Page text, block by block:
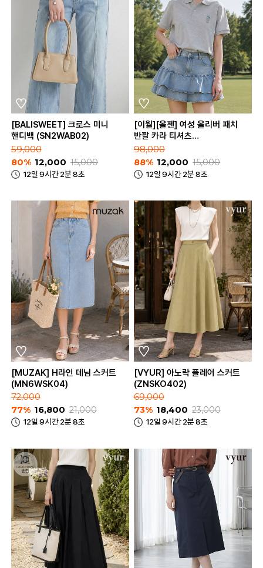
[BALISWEET] 크로스 미니
핸디백 (SN2WAB02)
59,000
80% 12,000 15,000
12일 9시간 2분 8초
[이월][올젠] 여성 올리버 패치
반팔 카라 티셔츠
(ZMD2TT1301_90)
98,000
88% 12,000 15,000
12일 9시간 2분 8초
[MUZAK] H라인 데님 스커트
(MN6WSK04)
72,000
77% 16,800 21,000
12일 9시간 2분 8초
[VYUR] 아노락 플레어 스커트
(ZNSKO402)
69,000
73% 18,400 23,000
12일 9시간 2분 8초